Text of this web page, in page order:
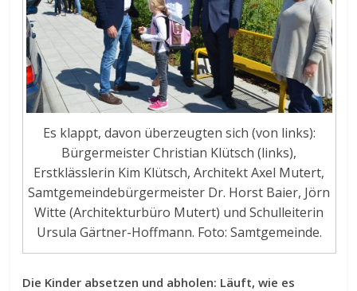
Es klappt, davon überzeugten sich (von links):
Bürgermeister Christian Klütsch (links),
Erstklässlerin Kim Klütsch, Architekt Axel Mutert,
Samtgemeindebürgermeister Dr. Horst Baier, Jörn
Witte (Architekturbüro Mutert) und Schulleiterin
Ursula Gärtner-Hoffmann. Foto: Samtgemeinde.
Die Kinder absetzen und abholen: Läuft, wie es